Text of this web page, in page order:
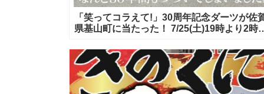
「笑ってコラえて!」30周年記念ダーツが佐
県基山町に当たった！ 7/25(土)19時より2時